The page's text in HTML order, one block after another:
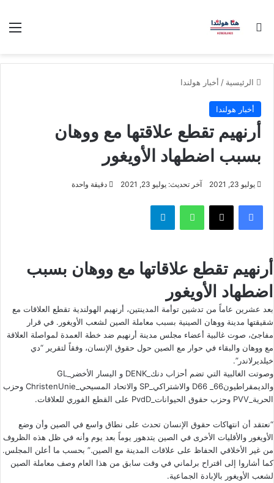
بحث عن
الرئيسية / أخبار هولندا
أخبار هولندا
أرنهيم تقطع علاقتها مع ووهان
بسبب اضطهاد الأويغور
يوليو 23, 2021 آخر تحديث: يوليو 23, 2021 دقيقة واحدة
فيسبوك ‫X واتساب تيلقرام
أرنهيم تقطع علاقاتها مع ووهان بسبب
اضطهاد الأويغور
بعد عشرين عاماً من تدشين توأمة المدينتين، أرنهيم الهولندية تقطع العلاقات مع
شقيقتها مدينة ووهان الصينية بسبب معاملة الصين لشعب الأويغور. في قرار
مفاجئ، صوت غالبية أعضاء مجلس مدينة أرنهيم ضد خطة العمدة لمواصلة العلاقة
مع ووهان والبقاء في حوار مع الصين حول حقوق الإنسان، وفقاً لتقرير “دي
خيلديرلاندر”.
وصوتت الغالبية التي تضم أحزاب دنك_DENK و اليسار الأخضر_GL
والديمقراطيون66_ D66 والاشتراكي_SP والاتحاد المسيحي_ChristenUnie وحزب
الحرية_PVV وحزب حقوق الحيوانات_PvdD على القطع الفوري للعلاقات.
“نعتقد أن انتهاكات حقوق الإنسان تحدث على نطاق واسع في الصين وأن وضع
الأويغور والأقليات الأخرى في الصين يتدهور يوماً بعد يوم وأنه في ظل هذه الظروف
من غير الأخلاقي الحفاظ على علاقات المدينة مع الصين.” بحسب ما أعلن المجلس.
كما أشاروا إلى اقتراح برلماني في وقت سابق من هذا العام وصف معاملة الصين
لشعب الأويغور بالإبادة الجماعية.